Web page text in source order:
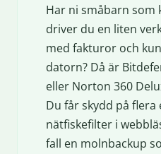
Har ni småbarn som
driver du en liten
med fakturor och
datorn? Då är
eller Norton 360
Du får skydd på
nätfiskefilter i
fall en molnbackup